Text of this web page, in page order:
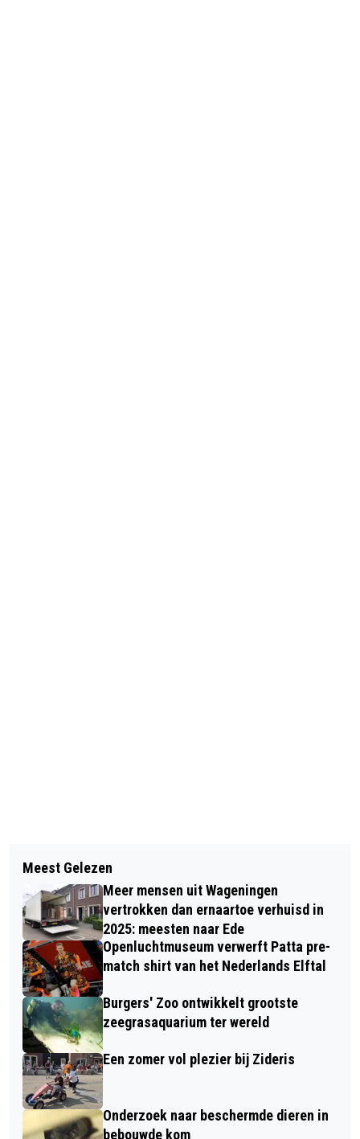
IRRITATIE OVER TOILETBEZOEK LEIDT
TOT ONHOUDBAAR ONTSLAG OP
STAANDE VOET
MUSEUM CASTEELS POORT ZOEKT
VRIJWILLIGERS VOOR NIEUW
COMMUNICATIETEAM
Meest Gelezen
Meer mensen uit Wageningen
vertrokken dan ernaartoe verhuisd in
2025: meesten naar Ede
Openluchtmuseum verwerft Patta pre-
match shirt van het Nederlands Elftal
Burgers' Zoo ontwikkelt grootste
zeegrasaquarium ter wereld
Een zomer vol plezier bij Zideris
Onderzoek naar beschermde dieren in
bebouwde kom